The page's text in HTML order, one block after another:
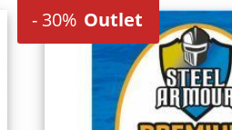
- 30% Outlet